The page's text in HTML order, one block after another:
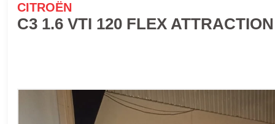
CITROËN
C3 1.6 VTI 120 FLEX